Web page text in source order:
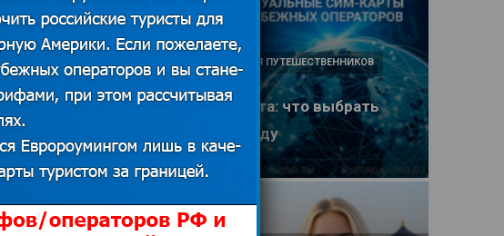
eSIM или SIM-карта: что выбрать
туристу в 2026 году
ПОЛЕЗНЫЕ ОБЗОРЫ ДЛЯ ПУТЕШЕСТВЕННИКОВ
25.06.2026